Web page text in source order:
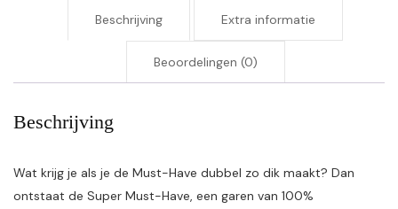
Beschrijving Extra informatie
Beoordelingen (0)
Beschrijving
Wat krijg je als je de Must-Have dubbel zo dik maakt? Dan
ontstaat de Super Must-Have, een garen van 100%